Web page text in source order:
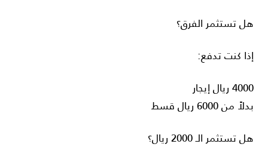
هل تستثمر الفرق؟
إذا كنت تدفع:
4000 ريال إيجار
بدلاً من 6000 ريال قسط
هل تستثمر الـ 2000 ريال؟